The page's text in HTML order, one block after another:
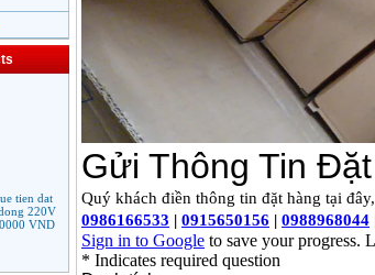
220V
VND